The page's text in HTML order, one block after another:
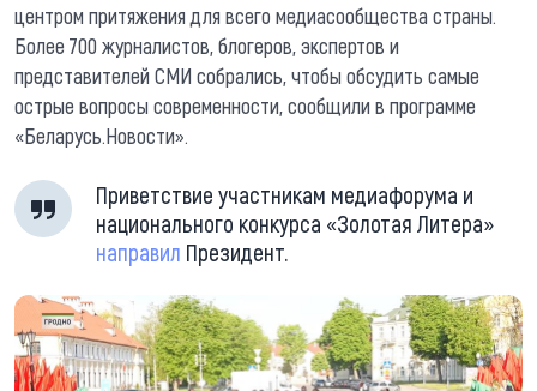
центром притяжения для всего медиасообщества страны.
Более 700 журналистов, блогеров, экспертов и
представителей СМИ собрались, чтобы обсудить самые
острые вопросы современности, сообщили в программе
«Беларусь.Новости».
Приветствие участникам медиафорума и
национального конкурса «Золотая Литера»
направил Президент.